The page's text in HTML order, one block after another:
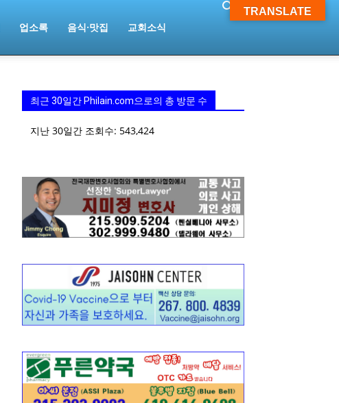
업소록 음식·맛집 교회소식
최근 30일간 Philain.com으로의 총 방문 수
지난 30일간 조회수: 543,424
TRANSLATE